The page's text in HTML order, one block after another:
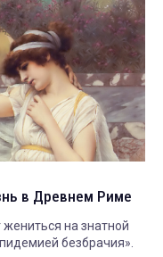
в Древнем Риме
жениться на знатной
безбрачия».